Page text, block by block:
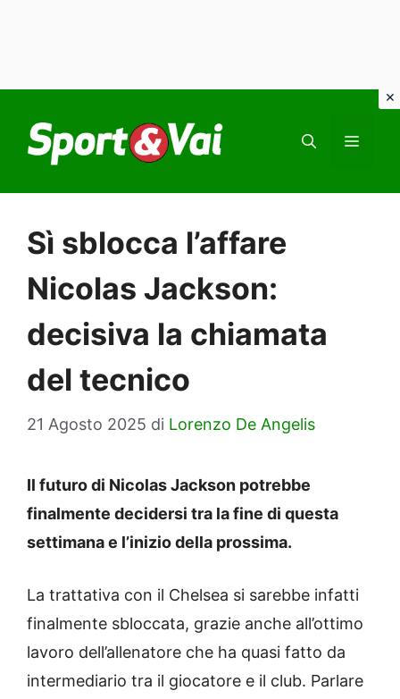
contenuto
Sì sblocca l’affare
Nicolas Jackson:
decisiva la chiamata
del tecnico
21 Agosto 2025 di Lorenzo De Angelis
Il futuro di Nicolas Jackson potrebbe
finalmente decidersi tra la fine di questa
settimana e l’inizio della prossima.
La trattativa con il Chelsea si sarebbe infatti
finalmente sbloccata, grazie anche all’ottimo
lavoro dell’allenatore che ha quasi fatto da
intermediario tra il giocatore e il club. Parlare